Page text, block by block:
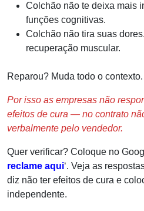
Colchão não te deixa mais
funções cognitivas.
Colchão não tira suas
recuperação muscular.
Reparou? Muda todo o contexto.
Por isso as empresas não
efeitos de cura — no contrato
verbalmente pelo vendedor.
Quer verificar? Coloque no
reclame aqui‘. Veja as
diz não ter efeitos de cura e
independente.